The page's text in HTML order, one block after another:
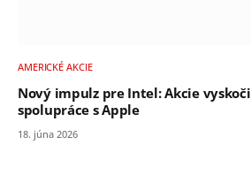
AMERICKÉ AKCIE
Nový impulz pre Intel: Akcie
spolupráce s Apple
18. júna 2026